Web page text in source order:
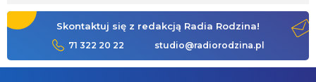
Skontaktuj się z redakcją Radia Rodzina!
71 322 20 22 studio@radiorodzina.pl